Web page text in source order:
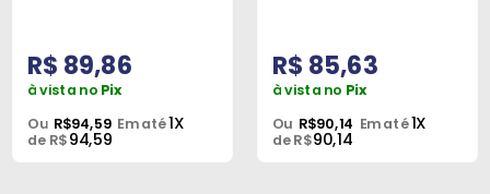
R$ 89,86
à vista no Pix
Ou R$94,59 Em até1X
de R$94,59
R$ 85,63
à vista no Pix
Ou R$90,14 Em até1X
de R$90,14